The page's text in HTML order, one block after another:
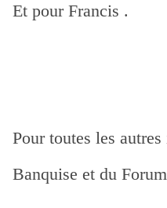
Et pour Francis .
Pour toutes les
Banquise et du